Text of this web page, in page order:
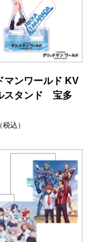
マンワールド KV
スタンド 宝多
（税込）